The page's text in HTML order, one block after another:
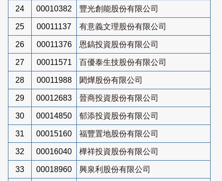
24 00010382 豐光創能股份有限公司
25 00011137 有意義文理股份有限公司
26 00011376 恩鎬投資股份有限公司
27 00011571 百優泰生技股份有限公司
28 00011988 閎燁股份有限公司
29 00012683 晉商投資股份有限公司
30 00014850 郁添投資股份有限公司
31 00015160 福豐置地股份有限公司
32 00016040 樺祥投資股份有限公司
33 00018960 興泉利股份有限公司